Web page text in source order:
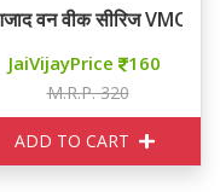
YEAR PUBLIC
वन वीक सीरिज VMOU
JaiVijayPrice 160
M.R.P. 320
ADD TO CART